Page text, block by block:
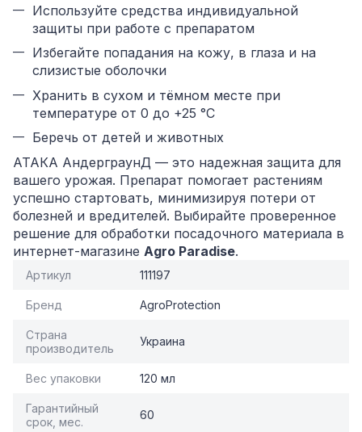
Используйте средства индивидуальной
защиты при работе с препаратом
Избегайте попадания на кожу, в глаза и на
слизистые оболочки
Хранить в сухом и тёмном месте при
температуре от 0 до +25 °C
Беречь от детей и животных
АТАКА АндерграунД — это надежная защита для
вашего урожая. Препарат помогает растениям
успешно стартовать, минимизируя потери от
болезней и вредителей. Выбирайте проверенное
решение для обработки посадочного материала в
интернет-магазине Agro Paradise.
Артикул 111197
Бренд AgroProtection
Страна
производитель
Украина
Вес упаковки 120 мл
Гарантийный
срок, мес.
60